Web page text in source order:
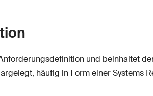
und beinhaltet
häufig in Form einer Systems